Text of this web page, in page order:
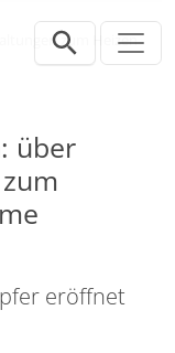
zum Heizen
über
eröffnet